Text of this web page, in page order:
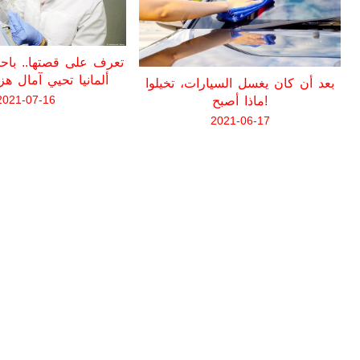
تعرف على قصتها..
ألمانيا تحيي آمال
07-16
بعد أن كان يغسل السيارات، تخيلوا
ماذا أصبح!
2021-06-17